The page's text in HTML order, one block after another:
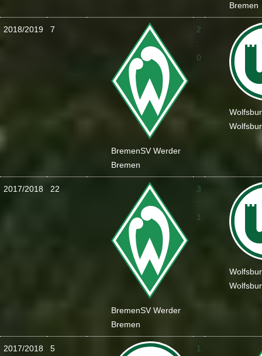
Bremen
2018/2019 7
BremenSV Werder
Bremen
2
:
0
2017/2018 22
BremenSV Werder
Bremen
3
:
1
2017/2018 5
1